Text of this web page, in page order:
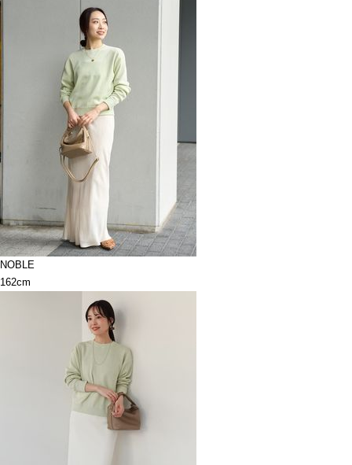
NOBLE
162cm